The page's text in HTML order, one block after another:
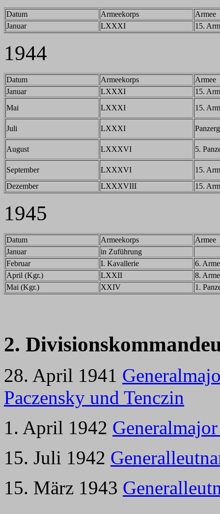
Datum Armeekorps
Armee
Januar
LXXXI 15.
1944
Datum Armeekorps
Armee
Januar
LXXXI
15.
Mai
LXXXI 15.
Juli LXXXI
August LXXXVI 5.
September LXXXVI
15.
Dezember
LXXXVIII 15.
1945
Datum Armeekorps
Armee
Januar
in Zuführung
Februar
I. Kavallerie
6.
April (Kgr.)
LXXII
8.
Mai (Kgr.)
XXIV 1.
2.
28. April 1941
Paczensky und Tenczin
1. April 1942
15. Juli 1942
15. März 1943